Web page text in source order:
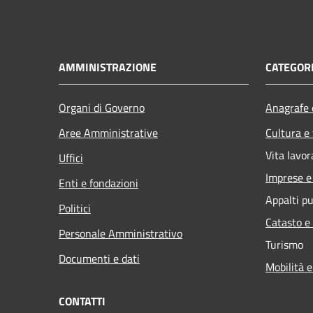
AMMINISTRAZIONE
Organi di Governo
Aree Amministrative
Uffici
Enti e fondazioni
Politici
Personale Amministrativo
Documenti e dati
Cultura
Vita
Imprese
Appalti
Catasto
Turismo
Mobilità
CONTATTI